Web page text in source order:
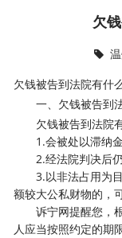
欠
欠钱被告到法院有什
一、欠钱被告到
欠钱被告到法院
1.会被处以滞纳金
2.经法院判决后仍
3.以非法占用为目
额较大公私财物的，
诉宁网提醒您，根
人应当按照约定的期